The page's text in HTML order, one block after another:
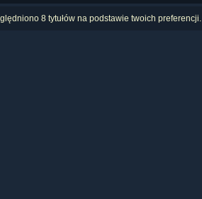
8 tytułów na podstawie twoich preferencji.